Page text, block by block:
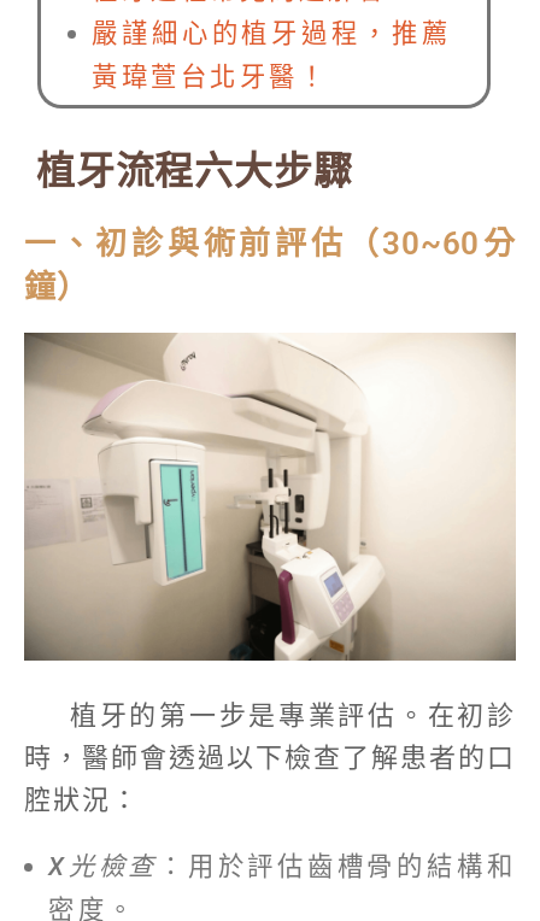
嚴謹細心的植牙過程，推薦
黃瑋萱台北牙醫！
植牙流程六大步驟
一、初診與術前評估（30~60分
鐘）
植牙的第一步是專業評估。在初診
時，醫師會透過以下檢查了解患者的口
腔狀況：
X光檢查 ：用於評估齒槽骨的結構和
密度。